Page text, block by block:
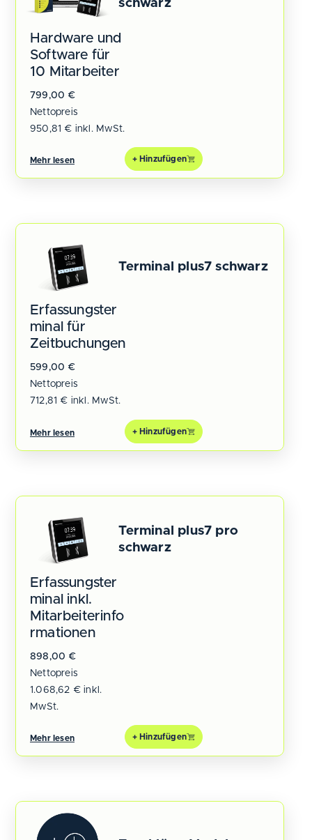
schwarz
Hardware und
Software für
10 Mitarbeiter
799,00 €
Nettopreis
950,81 € inkl. MwSt.
Mehr lesen + Hinzufügen
Terminal plus7 schwarz
Erfassungster
minal für
Zeitbuchungen
599,00 €
Nettopreis
712,81 € inkl. MwSt.
Mehr lesen + Hinzufügen
Terminal plus7 pro
schwarz
Erfassungster
minal inkl.
Mitarbeiterinfo
rmationen
898,00 €
Nettopreis
1.068,62 € inkl.
MwSt.
Mehr lesen + Hinzufügen